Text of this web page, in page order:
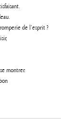
de l’esprit ?
montrer.